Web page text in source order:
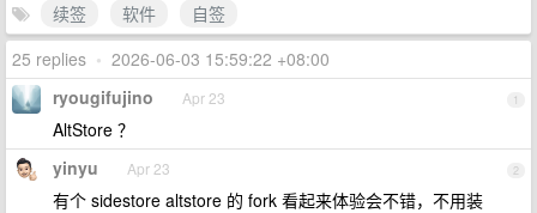
续签
软件
自签
25 replies • 2026-06-03 15:59:22 +08:00
1
ryougifujino Apr 23
AltStore ？
2
yinyu Apr 23
有个 sidestore altstore 的 fork 看起来体验会不错，不用装